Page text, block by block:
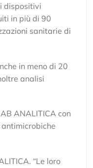
dispositivi
in più di 90
sanitarie di
in meno di 20
analisi
ANALITICA con
“Le loro